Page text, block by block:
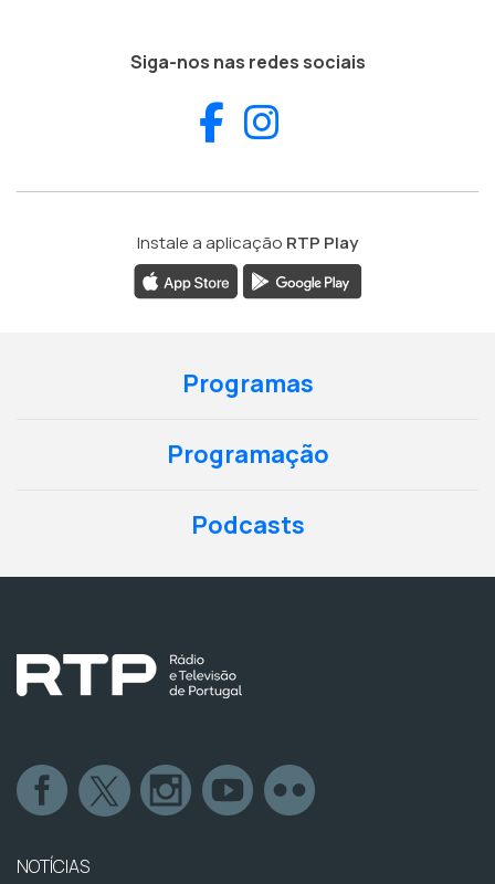
Siga-nos nas redes sociais
Facebook
Instale a aplicação RTP Play
Programas
Programação
Podcasts
NOTÍCIAS